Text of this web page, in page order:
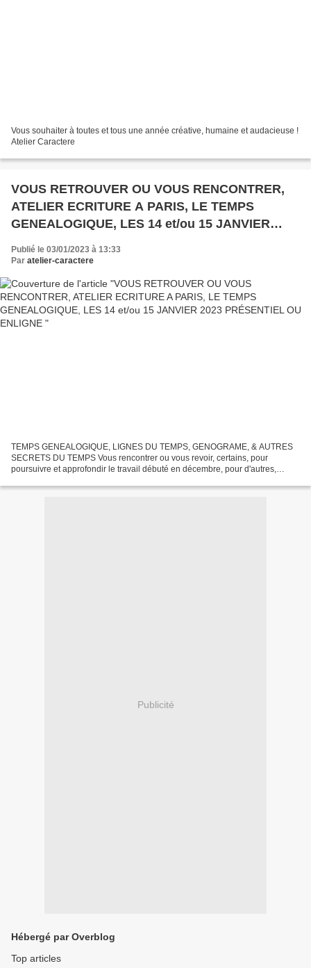
Vous souhaiter à toutes et tous une année créative, humaine et audacieuse !
Atelier Caractere
VOUS RETROUVER OU VOUS RENCONTRER,
ATELIER ECRITURE A PARIS, LE TEMPS
GENEALOGIQUE, LES 14 et/ou 15 JANVIER
2023 PRÉSENTIEL OU ENLIGNE
Publié le 03/01/2023 à 13:33
Par atelier-caractere
TEMPS GENEALOGIQUE, LIGNES DU TEMPS, GENOGRAME, & AUTRES
SECRETS DU TEMPS Vous rencontrer ou vous revoir, certains, pour
poursuivre et approfondir le travail débuté en décembre, pour d'autres,
Publicité
Hébergé par Overblog
Top articles